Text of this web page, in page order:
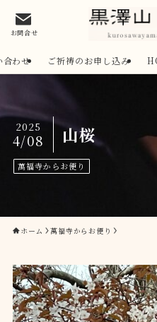
お問合せ
合わせ ご祈祷のお申し込み
山桜
2025
4/08
萬福寺からお便り
ホーム 萬福寺からお便り